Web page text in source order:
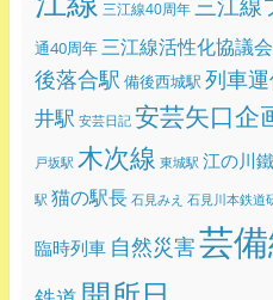
三江線40周年
通40周年三江線活性化協議会
後落合駅 備後西城駅 列車
井駅 安芸日記 安芸矢口企
戸坂駅 木次線 東城駅 江の川
駅 猫の駅長 石見みえ 石見川本鉄道
臨時列車 自然災害芸